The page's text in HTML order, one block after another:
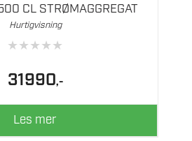
CL STRØMAGGREGAT
Hurtigvisning
★★★★★
31990,-
Les mer